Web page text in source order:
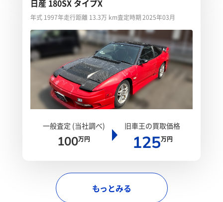
日産 180SX タイプX
年式 1997年走行距離 13.3万 km査定時期 2025年03月
一般査定 (当社調べ)
100万円
旧車王の買取価格
125万円
もっとみる